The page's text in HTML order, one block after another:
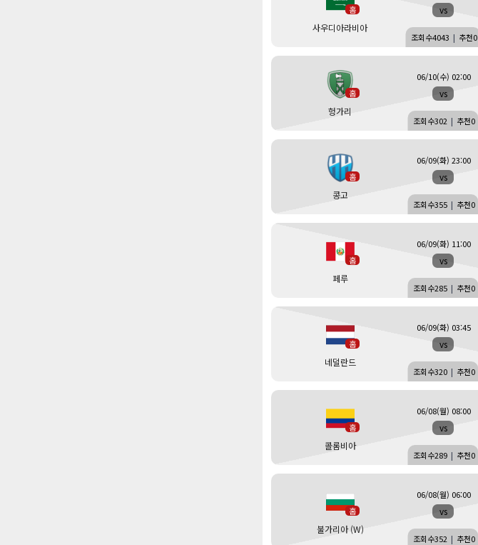
홈
사우디아라비아
vs
조회수4043 | 추천0
홈
헝가리
vs
06/10(수) 02:00
조회수302 | 추천0
홈
콩고
vs
06/09(화) 23:00
조회수355 | 추천0
홈
페루
vs
06/09(화) 11:00
조회수285 | 추천0
홈
네덜란드
vs
06/09(화) 03:45
조회수320 | 추천0
홈
콜롬비아
vs
06/08(월) 08:00
조회수289 | 추천0
홈
불가리아 (W)
vs
06/08(월) 06:00
조회수352 | 추천0